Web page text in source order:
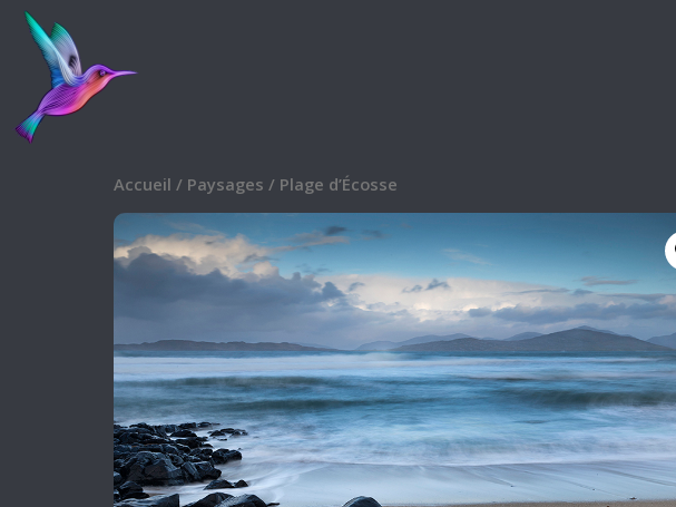
Accueil / Paysages / Plage d’Écosse